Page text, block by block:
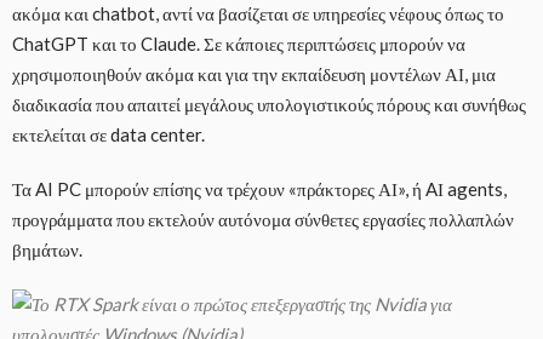
ακόμα και chatbot, αντί να βασίζεται σε υπηρεσίες νέφους όπως το
ChatGPT και το Claude. Σε κάποιες περιπτώσεις μπορούν να
χρησιμοποιηθούν ακόμα και για την εκπαίδευση μοντέλων ΑΙ, μια
διαδικασία που απαιτεί μεγάλους υπολογιστικούς πόρους και συνήθως
εκτελείται σε data center.
Τα AI PC μπορούν επίσης να τρέχουν «πράκτορες ΑΙ», ή AΙ agents,
προγράμματα που εκτελούν αυτόνομα σύνθετες εργασίες πολλαπλών
βημάτων.